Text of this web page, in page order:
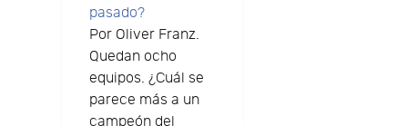
pasado?
Por Oliver Franz.
Quedan ocho
equipos. ¿Cuál se
parece más a un
campeón del